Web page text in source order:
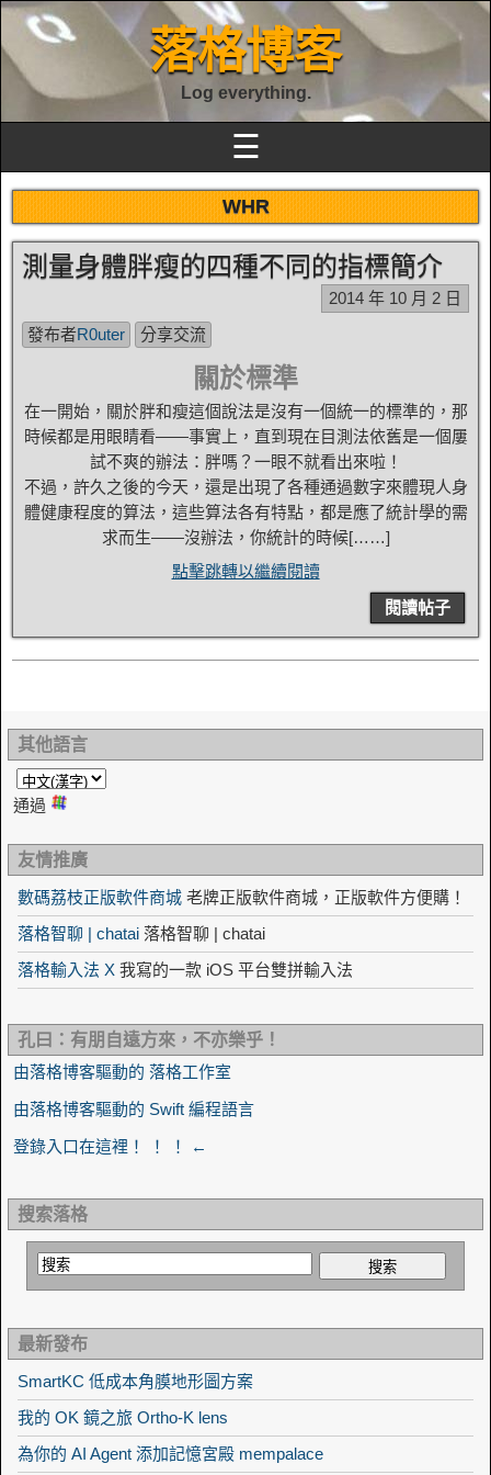
落格博客
Log everything.
☰
WHR
測量身體胖瘦的四種不同的指標簡介
2014 年 10 月 2 日
發布者R0uter 分享交流
關於標準
在一開始，關於胖和瘦這個說法是沒有一個統一的標準的，那
時候都是用眼睛看——事實上，直到現在目測法依舊是一個屢
試不爽的辦法：胖嗎？一眼不就看出來啦！
不過，許久之後的今天，還是出現了各種通過數字來體現人身
體健康程度的算法，這些算法各有特點，都是應了統計學的需
求而生——沒辦法，你統計的時候[……]
點擊跳轉以繼續閱讀
閱讀帖子
其他語言
通過
友情推廣
數碼荔枝正版軟件商城 老牌正版軟件商城，正版軟件方便購！
落格智聊 | chatai 落格智聊 | chatai
落格輸入法 X 我寫的一款 iOS 平台雙拼輸入法
孔曰：有朋自遠方來，不亦樂乎！
由落格博客驅動的 落格工作室
由落格博客驅動的 Swift 編程語言
登錄入口在這裡！ ！ ！ ←
搜索落格
最新發布
SmartKC 低成本角膜地形圖方案
我的 OK 鏡之旅 Ortho-K lens
為你的 AI Agent 添加記憶宮殿 mempalace